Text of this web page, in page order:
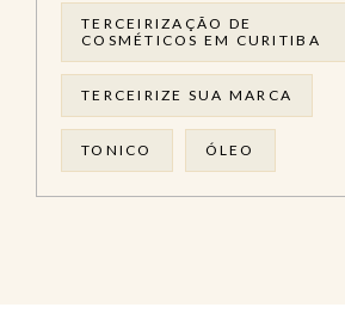
TERCEIRIZAÇÃO DE
COSMÉTICOS EM CURITIBA
TERCEIRIZE SUA MARCA
TONICO ÓLEO